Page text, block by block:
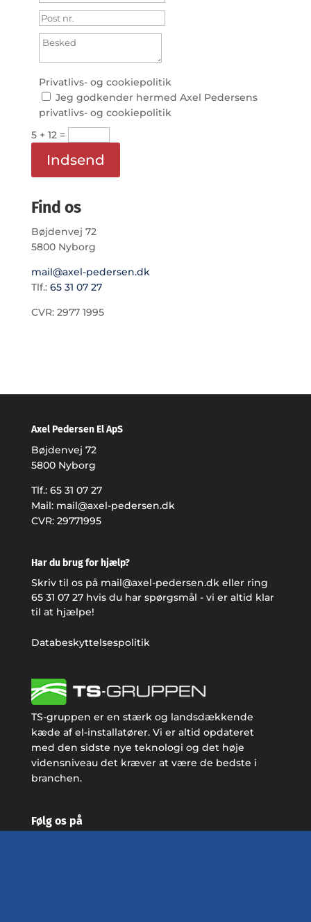
Privatlivs- og cookiepolitik
Jeg godkender hermed Axel Pedersens
privatlivs- og cookiepolitik
5 + 12=
Indsend
Find os
Bøjdenvej 72
5800 Nyborg
mail@axel-pedersen.dk
Tlf.: 65 31 07 27
CVR: 2977 1995
Axel Pedersen El ApS
Bøjdenvej 72
5800 Nyborg
Tlf.: 65 31 07 27
Mail: mail@axel-pedersen.dk
CVR: 29771995
Har du brug for hjælp?
Skriv til os på mail@axel-pedersen.dk eller ring
65 31 07 27hvis du har spørgsmål - vi er altid klar
til at hjælpe!
Databeskyttelsespolitik
TS-gruppen er en stærk og landsdækkende
kæde af el-installatører. Vi er altid opdateret
med den sidste nye teknologi og det høje
vidensniveau det kræver at være de bedste i
branchen.
Følg os på